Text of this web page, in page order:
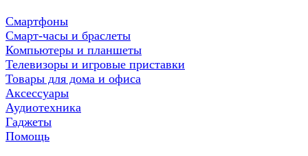
Смартфоны
Смарт-часы и браслеты
Компьютеры и планшеты
Телевизоры и игровые приставки
Товары для дома и офиса
Аксессуары
Аудиотехника
Гаджеты
Помощь